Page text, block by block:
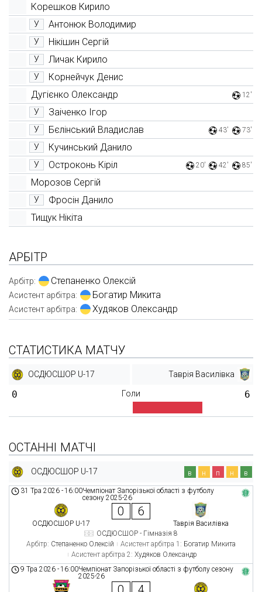
Корешков Кирило
У Антонюк Володимир
У Нікішин Сергій
У Личак Кирило
У
Корнейчук Денис
Дугієнко Олександр
12'
У Заіченко Ігор
У Бєлінський Владислав 43' 73'
У Кучинський Данило
У Остроконь Кіріл 20' 42' 85'
Морозов Сергій
У
Фросін Данило
Тищук Нікіта
АРБІТР
Арбітр: Степаненко Олексій
Асистент арбітра: Богатир Микита
Асистент арбітра: Худяков Олександр
СТАТИСТИКА МАТЧУ
ОСДЮСШОР U-17 Таврія Василівка
0 Голи 6
ОСТАННІ МАТЧІ
ОСДЮСШОР U-17 в н п н в
Чемпіонат Запорізької області з футболу
сезону 2025-26
31 Тра 2026 -16:00
ОСДЮСШОР U-17
0 6
Таврія Василівка
ОСДЮСШОР - Гімназія 8
Арбітр: Степаненко Олексій Асистент арбітра 1: Богатир Микита
Асистент арбітра 2: Худяков Олександр
Чемпіонат Запорізької області з футболу сезону
2025-26
9 Тра 2026 -16:00